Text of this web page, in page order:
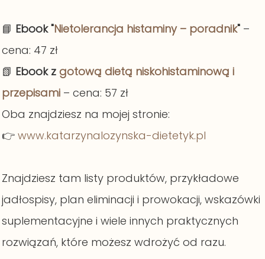
📘 Ebook "Nietolerancja histaminy – poradnik" –
cena: 47 zł
📗 Ebook z gotową dietą niskohistaminową i
przepisami – cena: 57 zł
Oba znajdziesz na mojej stronie:
👉 www.katarzynalozynska-dietetyk.pl
Znajdziesz tam listy produktów, przykładowe
jadłospisy, plan eliminacji i prowokacji, wskazówki
suplementacyjne i wiele innych praktycznych
rozwiązań, które możesz wdrożyć od razu.